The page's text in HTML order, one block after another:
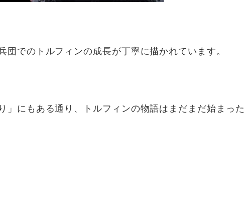
団でのトルフィンの成長が丁寧に描かれています。
」にもある通り、トルフィンの物語はまだまだ始まった